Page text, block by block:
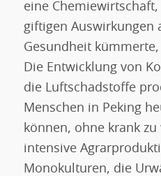
eine
giftigen Auswirkungen
Gesundheit
Die Entwicklung von
die Luftschadstoffe
Menschen in Peking
können, ohne krank
intensive
Monokulturen, die